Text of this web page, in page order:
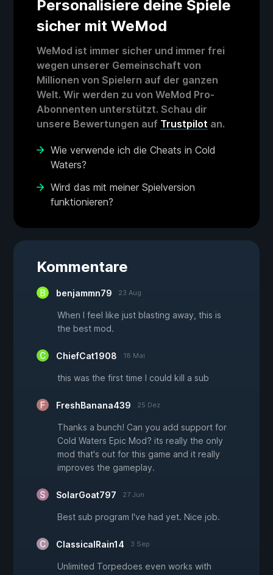
Personalisiere deine Spiele
sicher mit WeMod
WeMod ist immer sicher und immer frei
wegen unserer Gemeinschaft von
Millionen von Spielern auf der ganzen
Welt. Wir werden zu von WeMod Pro-
Abonnenten unterstützt. Schau dir
unsere Bewertungen auf Trustpilot an.
Wie verwende ich die Cheats in Cold
Waters?
Wird das mit meiner Spielversion
funktionieren?
Kommentare
benjammn79 23 Aug
When I feel like just blasting away, this is
the best mod.
ChiefCat1908 18 Mai
this was the first time I could kill a sub
FreshBanana439 25 Dez
Thanks a bunch! Can you add support for
Cold Waters Epic Mod? its really the only
mod that's out for this game and it really
improves the gameplay.
SolarGoat797 27 Jun
Best sub program I've had yet. Nice job.
ClassicalRain14 3 Sep
Unlimited Torpedoes even works with